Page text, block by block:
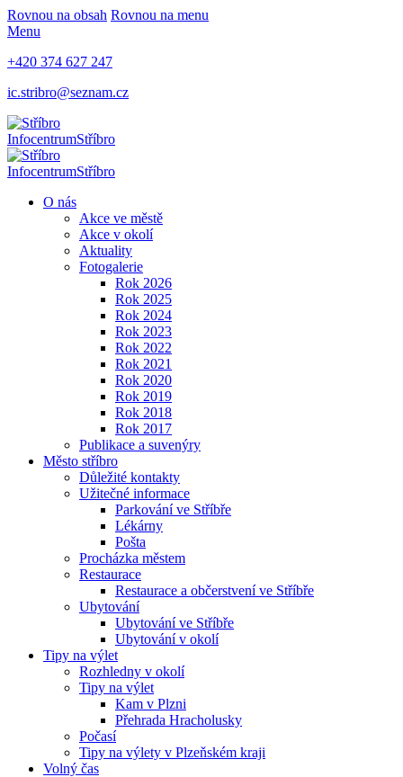
Rovnou na obsah Rovnou na menu
Menu
+420 374 627 247
ic.stribro@seznam.cz
InfocentrumStříbro
InfocentrumStříbro
O nás
Akce ve městě
Akce v okolí
Aktuality
Fotogalerie
Rok 2026
Rok 2025
Rok 2024
Rok 2023
Rok 2022
Rok 2021
Rok 2020
Rok 2019
Rok 2018
Rok 2017
Publikace a suvenýry
Město stříbro
Důležité kontakty
Užitečné informace
Parkování ve Stříbře
Lékárny
Pošta
Procházka městem
Restaurace
Restaurace a občerstvení ve Stříbře
Ubytování
Ubytování ve Stříbře
Ubytování v okolí
Tipy na výlet
Rozhledny v okolí
Tipy na výlet
Kam v Plzni
Přehrada Hracholusky
Počasí
Tipy na výlety v Plzeňském kraji
Volný čas